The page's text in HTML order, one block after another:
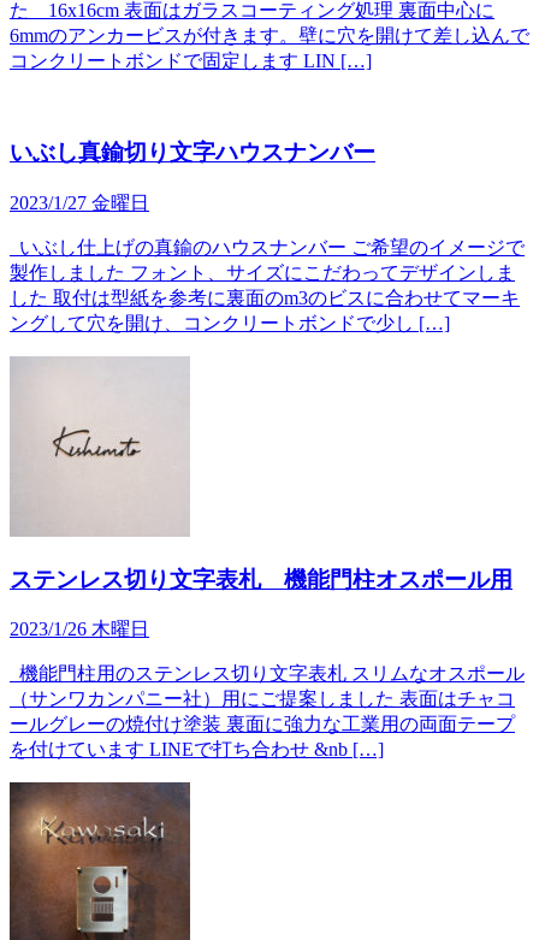
た 16x16cm 表面はガラスコーティング処理 裏面中心に
6mmのアンカービスが付きます。壁に穴を開けて差し込んで
コンクリートボンドで固定します LIN […]
いぶし真鍮切り文字ハウスナンバー
2023/1/27 金曜日
いぶし仕上げの真鍮のハウスナンバー ご希望のイメージで
製作しました フォント、サイズにこだわってデザインしま
した 取付は型紙を参考に裏面のm3のビスに合わせてマーキ
ングして穴を開け、コンクリートボンドで少し […]
ステンレス切り文字表札 機能門柱オスポール用
2023/1/26 木曜日
機能門柱用のステンレス切り文字表札 スリムなオスポール
（サンワカンパニー社）用にご提案しました 表面はチャコ
ールグレーの焼付け塗装 裏面に強力な工業用の両面テープ
を付けています LINEで打ち合わせ &nb […]